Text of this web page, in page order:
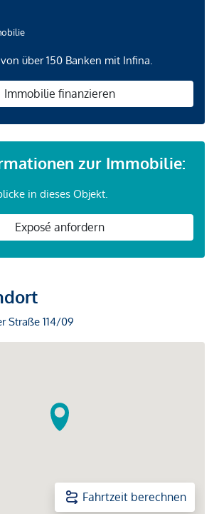
über 150 Banken mit Infina.
Immobilie finanzieren
zur Immobilie:
in dieses Objekt.
Exposé anfordern
Straße 114/09
Fahrtzeit berechnen